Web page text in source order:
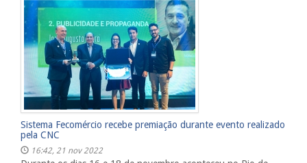
Sistema Fecomércio recebe premiação durante evento realizado
pela CNC
16:42, 21 nov 2022